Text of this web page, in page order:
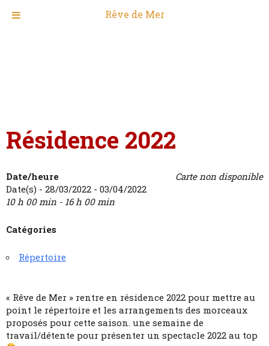
Résidence 2022
Carte non disponible
Date/heure
Date(s) - 28/03/2022 - 03/04/2022
10 h 00 min - 16 h 00 min
Catégories
Répertoire
« Rêve de Mer » rentre en résidence 2022 pour mettre au
point le répertoire et les arrangements des morceaux
proposés pour cette saison. une semaine de
travail/détente pour présenter un spectacle 2022 au top
Rêve de Mer